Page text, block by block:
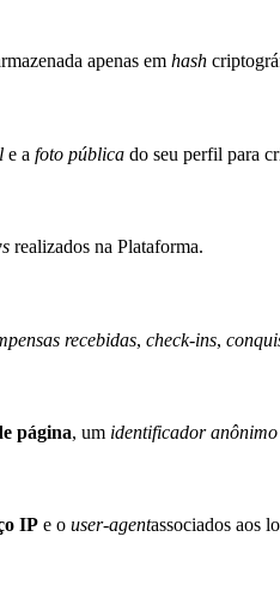
apenas em hash
e a foto pública do seu perfil para
realizados na Plataforma.
recebidas, check-ins,
página, um identificador anônimo
IP e o user-agentassociados aos